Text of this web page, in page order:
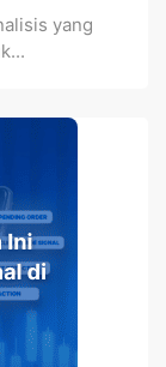
yang